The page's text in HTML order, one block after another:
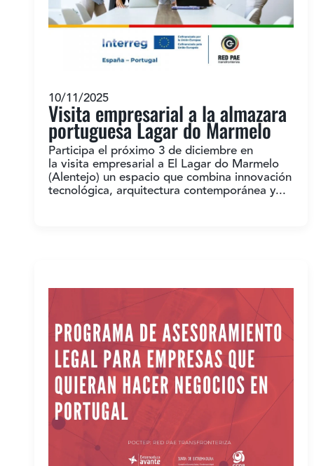
10/11/2025
Visita empresarial a la almazara
portuguesa Lagar do Marmelo
Participa el próximo 3 de diciembre en
la visita empresarial a El Lagar do Marmelo
(Alentejo) un espacio que combina innovación
tecnológica, arquitectura contemporánea y...